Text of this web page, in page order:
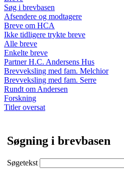
Søg i brevbasen
Afsendere og modtagere
Breve om HCA
Ikke tidligere trykte breve
Alle breve
Enkelte breve
Partner H.C. Andersens Hus
Brevveksling med fam. Melchior
Brevveksling med fam. Serre
Rundt om Andersen
Forskning
Titler oversat
Søgning i brevbasen
Søgetekst